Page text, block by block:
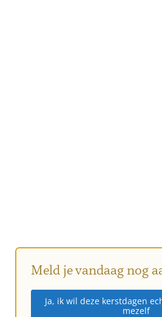
Meld je vandaag nog
Ja, ik wil deze kerstdagen
mezelf